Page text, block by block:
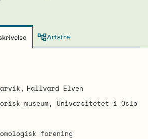
Artstre
Hallvard Elven
museum, Universitetet i Oslo
forening